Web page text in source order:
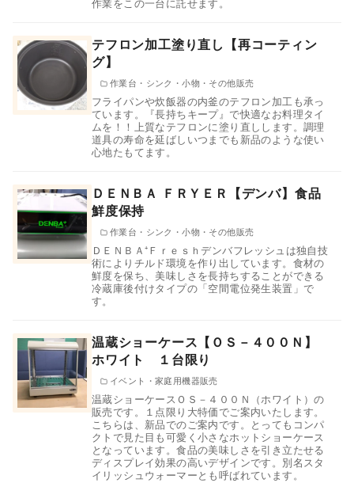
テフロン加工塗り直し【再コーティン
グ】
作業台・シンク・小物・その他販売
フライパンや炊飯器の内釜のテフロン加工も承っ
ています。『長持ちキープ』で快適なお料理タイ
ムを！！上質なテフロンに塗り直しします。調理
道具の寿命を延ばしいつまでも新品のような使い
心地たもてます。
ＤＥＮＢＡ ＦＲＹＥＲ【デンバ】食品
鮮度保持
作業台・シンク・小物・その他販売
ＤＥＮＢＡ⁺Ｆｒｅｓｈデンバフレッシュは独自技
術によりチルド環境を作り出しています。食材の
鮮度を保ち、美味しさを長持ちすることができる
冷蔵庫後付けタイプの「空間電位発生装置」で
す。
温蔵ショーケース【ＯＳ－４００Ｎ】
ホワイト １台限り
イベント・家庭用機器販売
温蔵ショーケースＯＳ－４００Ｎ（ホワイト）の
販売です。１点限り大特価でご案内いたします。
こちらは、新品でのご案内です。とってもコンパ
クトで見た目も可愛く小さなホットショーケース
となっています。食品の美味しさを引き立たせる
ディスプレイ効果の高いデザインです。別名スタ
イリッシュウォーマーとも呼ばれています。